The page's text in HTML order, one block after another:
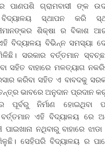
ପାଣପଶି ଗ୍ରାମବାସୀ ଙ୍କ
ବିଦ୍ୟାଳୟ ସ୍ଥାପନ କରି
ଶିକ୍ଷା ର ବିକାଶ
ଏହି ବିଦ୍ୟାଳୟ ବିଭିନ୍ନ ସମସ୍ୟା
ସରକାର ବର୍ତ୍ତମାନ
ସହିତ ବାହାରେ ମଳତ୍ୟାଗ
କରିବା ସହିତ ଏ ବାବଦକୁ
ଭାବରେ ଅନୁଦାନ ପ୍ରଦାନ
ପୂର୍ବରୁ ନିର୍ମାଣ ହୋଇଥିବା
ବର୍ତ୍ତମାନ ଏହି ବିଦ୍ୟାଳୟ ରେ
ପାଇଖାନା ନଥିବାରୁ ବାହାରେ
ସେହିପରି ବିଦ୍ୟାଳୟ ର